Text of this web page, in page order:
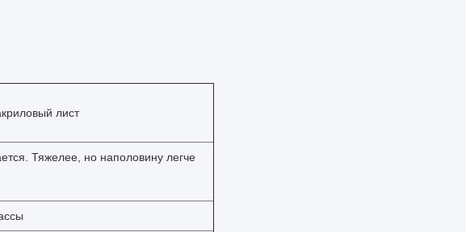
лист
Тяжелее, но наполовину легче